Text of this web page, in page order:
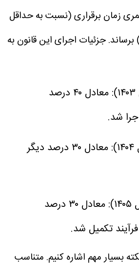
زمان برقراری (نسبت به حداقل
جزئیات اجرای این قانون به
مرحله اول (سال ۱۴۰۳): معادل ۴۰ درصد
شد.
مرحله دوم (سال ۱۴۰۴): معادل ۳۰ درصد دیگر
مرحله سوم (سال ۱۴۰۵): معادل ۳۰ درصد
فرآیند تکمیل شد.
بسیار مهم اشاره کنیم. متناسب